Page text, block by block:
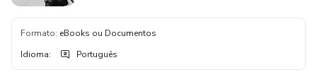
Formato: eBooks ou Documentos
Idioma: Português